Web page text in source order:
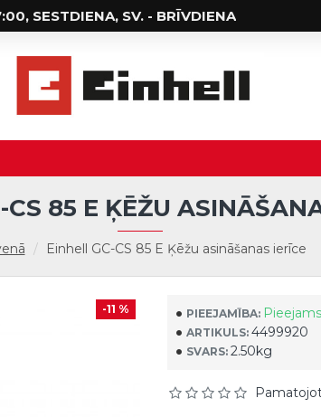
SESTDIENA, SV. - BRĪVDIENA
Einhell GC-CS 85 E Ķēžu asināšanas ierīce
CS 85 E ĶĒŽU
-11 % PIEEJAMĪBA: Pieejams
ARTIKULS: 4499920
SVARS: 2.50kg